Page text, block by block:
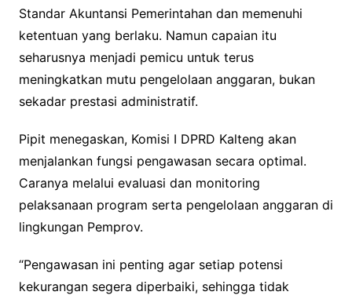
Standar Akuntansi Pemerintahan dan memenuhi
ketentuan yang berlaku. Namun capaian itu
seharusnya menjadi pemicu untuk terus
meningkatkan mutu pengelolaan anggaran, bukan
sekadar prestasi administratif.
Pipit menegaskan, Komisi I DPRD Kalteng akan
menjalankan fungsi pengawasan secara optimal.
Caranya melalui evaluasi dan monitoring
pelaksanaan program serta pengelolaan anggaran di
lingkungan Pemprov.
“Pengawasan ini penting agar setiap potensi
kekurangan segera diperbaiki, sehingga tidak